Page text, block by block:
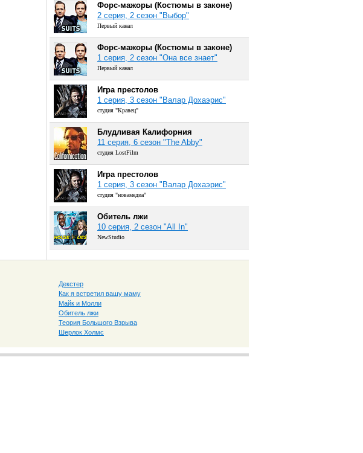
Форс-мажоры (Костюмы в законе)
2 серия, 2 сезон "Выбор"
Первый канал
Форс-мажоры (Костюмы в законе)
1 серия, 2 сезон "Она все знает"
Первый канал
Игра престолов
1 серия, 3 сезон "Валар Дохаэрис"
студия "Кравец"
Блудливая Калифорния
11 серия, 6 сезон "The Abby"
студия LostFilm
Игра престолов
1 серия, 3 сезон "Валар Дохаэрис"
студия "новамедиа"
Обитель лжи
10 серия, 2 сезон "All In"
NewStudio
Декстер
Как я встретил вашу маму
Майк и Молли
Обитель лжи
Теория Большого Взрыва
Шерлок Холмс